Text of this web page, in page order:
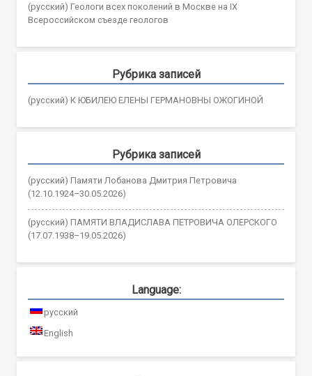
(русский) Геологи всех поколений в Москве на IX
Всероссийском съезде геологов
Рубрика записей
(русский) К ЮБИЛЕЮ ЕЛЕНЫ ГЕРМАНОВНЫ ОЖОГИНОЙ
Рубрика записей
(русский) Памяти Лобанова Дмитрия Петровича
(12.10.1924–30.05.2026)
(русский) ПАМЯТИ ВЛАДИСЛАВА ПЕТРОВИЧА ОЛЕРСКОГО
(17.07.1938–19.05.2026)
Language:
русский
English